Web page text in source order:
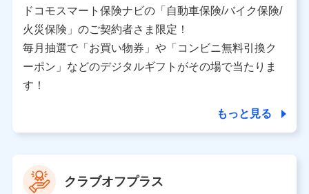
を受けている保険会社・提携会社の保険その他に関する
情報を提供するため、また維持管理等の委託業務遂行の
ため、またそれらに付帯、関連する当社、株式会社NTT
ドコモおよび提携会社のサービスを案内、提供するため
（各サービスで取得したサービス利用履歴、ウェブサイ
トの閲覧履歴、購買履歴、ご契約内容等のパーソナルデ
ータを分析して、お客さまの趣味・嗜好・傾向に応じた
上記に係る案内・手続き・管理等付帯業務を行うため
【当該個人データの管理について責任を有する者の名称・住
ドコモスマート保険ナビの「自動車保険/バイク保険/
火災保険」のご契約者さま限定！
毎月抽選で「お買い物券」や「コンビニ無料引換ク
ーポン」などのデジタルギフトがその場で当たりま
す！
もっと見る
クラブオフプラス